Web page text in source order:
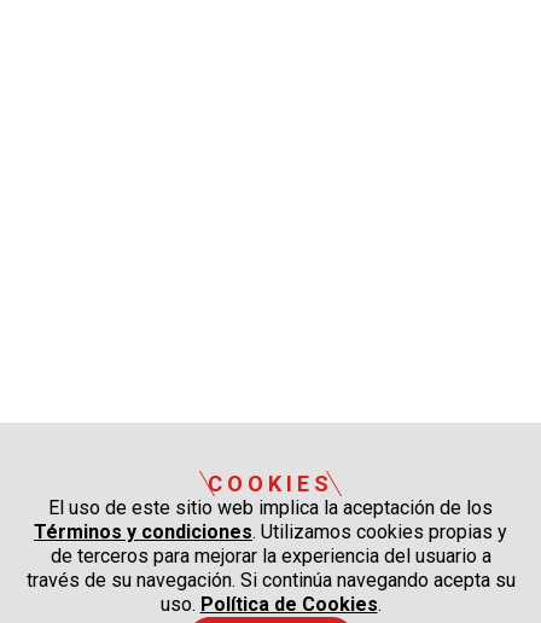
COOKIES
El uso de este sitio web implica la aceptación de los
Términos y condiciones. Utilizamos cookies propias y
de terceros para mejorar la experiencia del usuario a
través de su navegación. Si continúa navegando acepta su
uso. Política de Cookies.